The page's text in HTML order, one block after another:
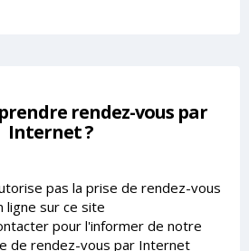
rendez-vous par
Internet ?
pas la prise de rendez-vous
ligne sur ce site
pour l'informer de notre
de rendez-vous par Internet